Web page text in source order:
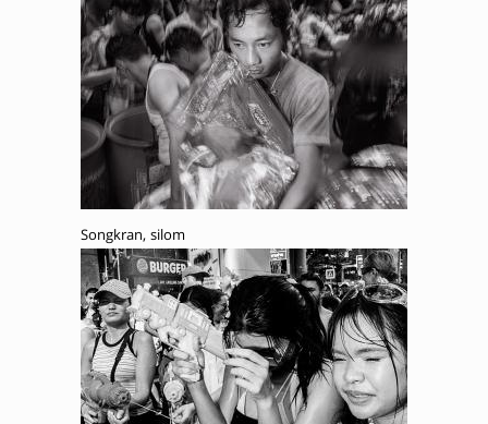
Songkran, silom